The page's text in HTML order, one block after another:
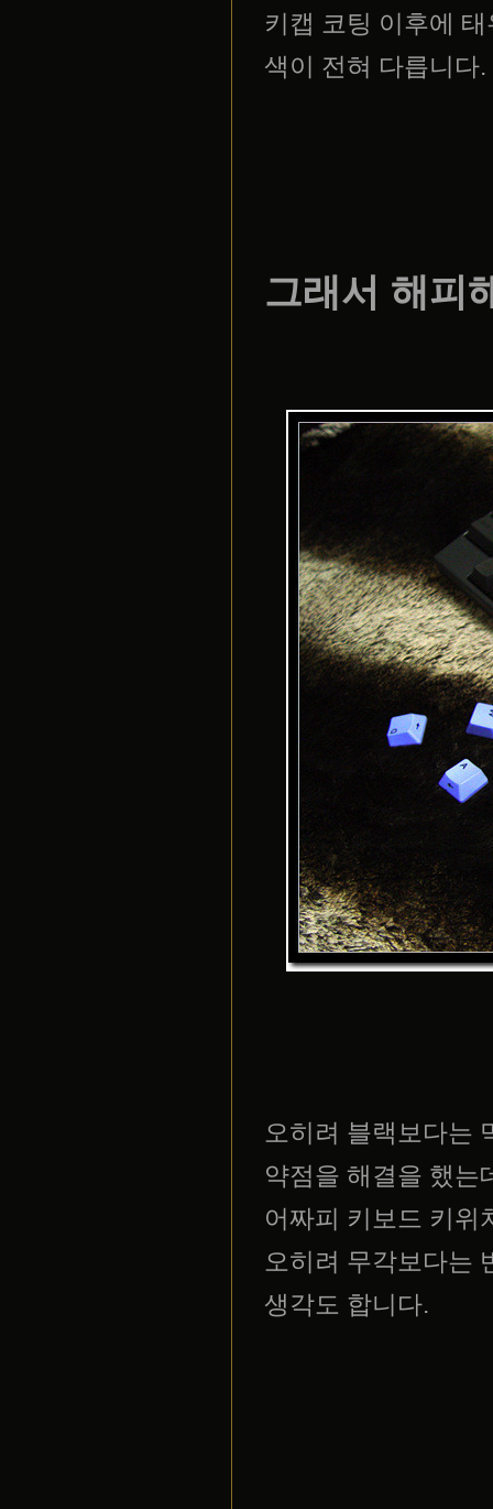
키캡 코팅 이후에
색이 전혀 다릅니다.
그래서 해피
오히려 블랙보다는
약점을 해결을 했는
어짜피 키보드 키위
오히려 무각보다는
생각도 합니다.